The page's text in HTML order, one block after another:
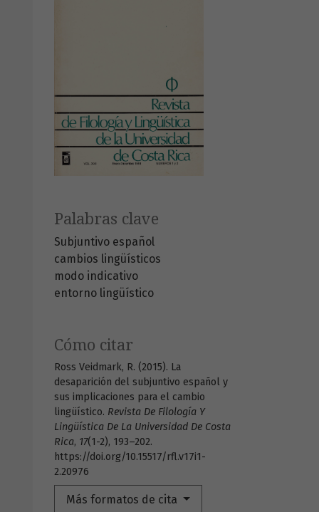
Palabras clave
Subjuntivo español
cambios lingüísticos
modo indicativo
entorno lingüístico
Cómo citar
Ross Veidmark, R. (2015). La
desaparición del subjuntivo español y
sus implicaciones para el cambio
lingüístico. Revista De Filología Y
Lingüística De La Universidad De Costa
Rica, 17(1-2), 193–202.
https://doi.org/10.15517/rfl.v17i1-
2.20976
Más formatos de cita